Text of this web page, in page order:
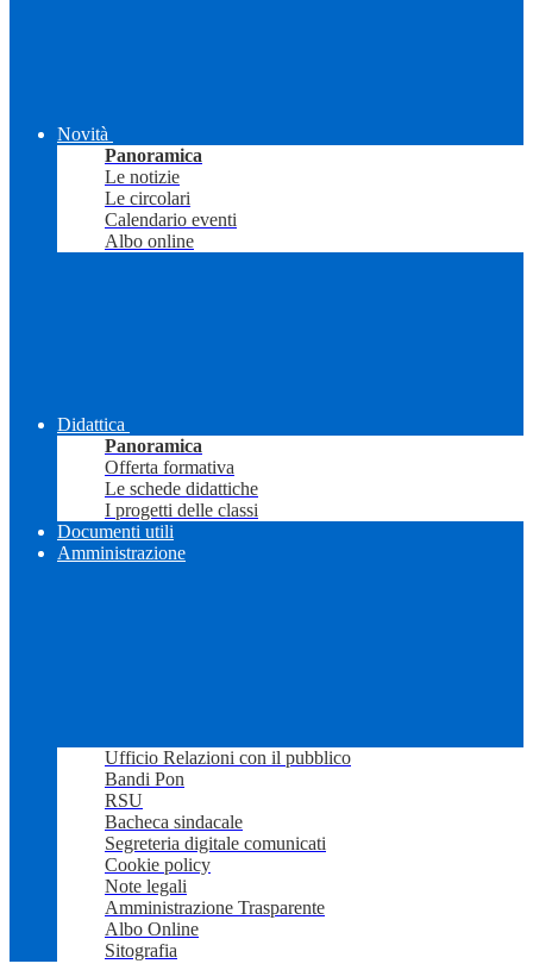
Novità
Panoramica
Le notizie
Le circolari
Calendario eventi
Albo online
Didattica
Panoramica
Offerta formativa
Le schede didattiche
I progetti delle classi
Documenti utili
Amministrazione
Ufficio Relazioni con il pubblico
Bandi Pon
RSU
Bacheca sindacale
Segreteria digitale comunicati
Cookie policy
Note legali
Amministrazione Trasparente
Albo Online
Sitografia